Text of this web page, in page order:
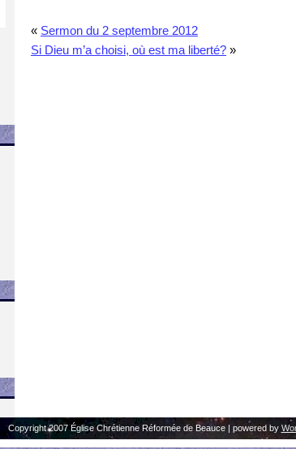
« Sermon du 2 septembre 2012
Si Dieu m’a choisi, où est ma liberté? »
Copyright 2007 Église Chrétienne Réformée de Beauce | powered by